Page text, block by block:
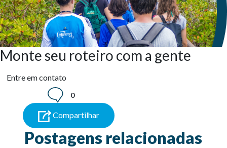
Monte seu roteiro com a gente
Entre em contato
0
Compartilhar
Postagens relacionadas